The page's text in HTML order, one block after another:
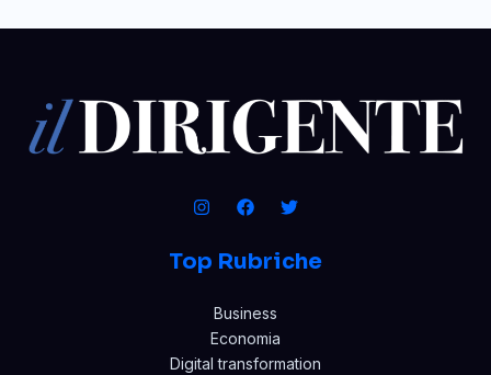
Top Rubriche
Business
Economia
Digital transformation